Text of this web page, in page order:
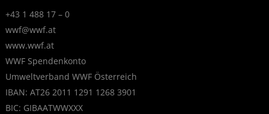
+43 1 488 17 – 0
wwf@wwf.at
www.wwf.at
WWF Spendenkonto
Umweltverband WWF Österreich
IBAN: AT26 2011 1291 1268 3901
BIC: GIBAATWWXXX